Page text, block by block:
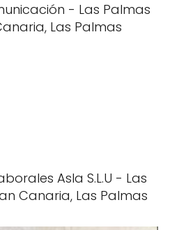
- Las Palmas
Las Palmas
Asla S.L.U - Las
Canaria, Las Palmas